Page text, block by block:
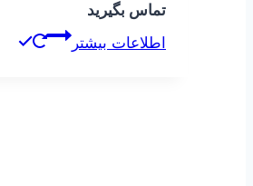
تماس بگیرید
اطلاعات بیشتر